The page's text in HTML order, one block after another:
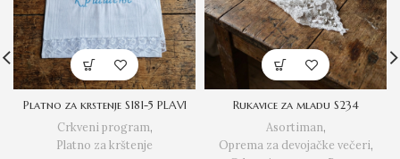
Platno za krstenje S181-5 PLAVI
Crkveni program,
Platno za krštenje
Rukavice za mladu S234
Asortiman,
Oprema za devojačke večeri,